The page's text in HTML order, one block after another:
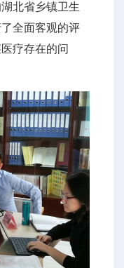
北省乡镇卫生
全面客观的评
疗存在的问